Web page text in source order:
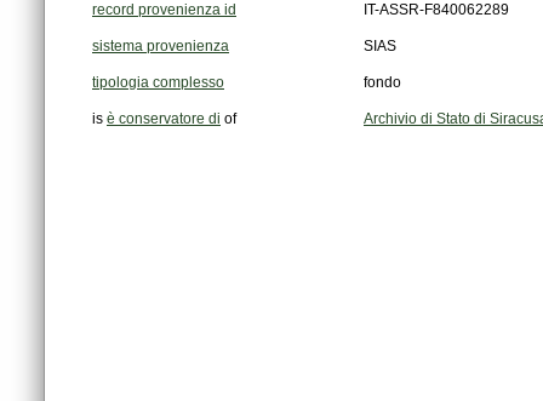
record provenienza id IT-ASSR-F840062289
sistema provenienza SIAS
tipologia complesso fondo
is è conservatore di of Archivio di Stato di